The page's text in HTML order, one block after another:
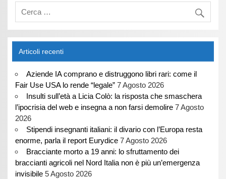
Articoli recenti
Aziende IA comprano e distruggono libri rari: come il
Fair Use USA lo rende “legale” 7 Agosto 2026
Insulti sull’età a Licia Colò: la risposta che smaschera
l’ipocrisia del web e insegna a non farsi demolire 7 Agosto
2026
Stipendi insegnanti italiani: il divario con l’Europa resta
enorme, parla il report Eurydice 7 Agosto 2026
Bracciante morto a 19 anni: lo sfruttamento dei
braccianti agricoli nel Nord Italia non è più un’emergenza
invisibile 5 Agosto 2026